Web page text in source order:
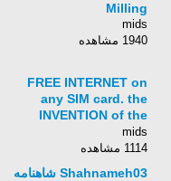
Milling
mids
1940 مشاهده
FREE INTERNET on
any SIM card. the
INVENTION of the
21ST CENTURY which
is not in the world!!!
mids
1114 مشاهده
Shahnameh03 شاهنامه